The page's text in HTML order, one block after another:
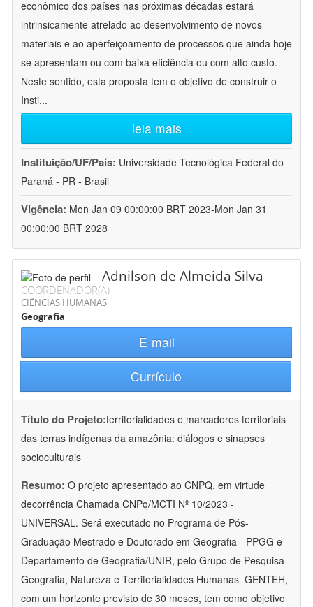
econômico dos países nas próximas décadas estará
intrinsicamente atrelado ao desenvolvimento de novos
materiais e ao aperfeiçoamento de processos que ainda hoje
se apresentam ou com baixa eficiência ou com alto custo.
Neste sentido, esta proposta tem o objetivo de construir o
Insti...
leia mais
Instituição/UF/País: Universidade Tecnológica Federal do
Paraná - PR - Brasil
Vigência: Mon Jan 09 00:00:00 BRT 2023-Mon Jan 31
00:00:00 BRT 2028
Adnilson de Almeida Silva
COORDENADOR(A)
CIÊNCIAS HUMANAS
Geografia
E-mail
Currículo
Título do Projeto:territorialidades e marcadores territoriais
das terras indígenas da amazônia: diálogos e sinapses
socioculturais
Resumo: O projeto apresentado ao CNPQ, em virtude
decorrência Chamada CNPq/MCTI Nº 10/2023 -
UNIVERSAL. Será executado no Programa de Pós-
Graduação Mestrado e Doutorado em Geografia - PPGG e
Departamento de Geografia/UNIR, pelo Grupo de Pesquisa
Geografia, Natureza e Territorialidades Humanas  GENTEH,
com um horizonte previsto de 30 meses, tem como objetivo